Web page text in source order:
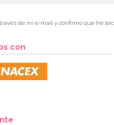
de mi e-mail y confirmo que he
con